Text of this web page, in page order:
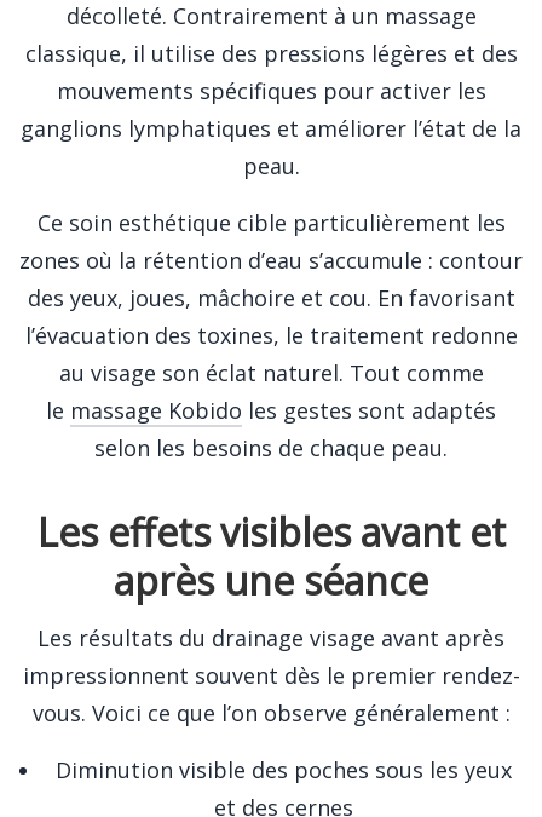
décolleté. Contrairement à un massage
classique, il utilise des pressions légères et des
mouvements spécifiques pour activer les
ganglions lymphatiques et améliorer l’état de la
peau.
Ce soin esthétique cible particulièrement les
zones où la rétention d’eau s’accumule : contour
des yeux, joues, mâchoire et cou. En favorisant
l’évacuation des toxines, le traitement redonne
au visage son éclat naturel. Tout comme
le massage Kobido les gestes sont adaptés
selon les besoins de chaque peau.
Les effets visibles avant et
après une séance
Les résultats du drainage visage avant après
impressionnent souvent dès le premier rendez-
vous. Voici ce que l’on observe généralement :
Diminution visible des poches sous les yeux
et des cernes